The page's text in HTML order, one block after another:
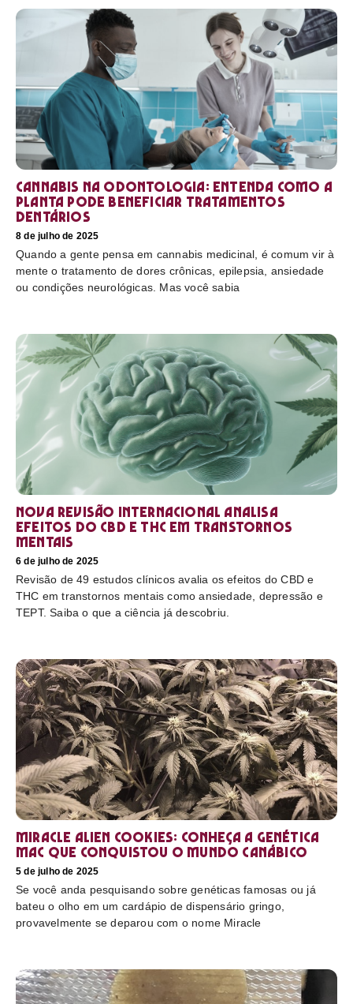
Cannabis na odontologia: entenda como a
planta pode beneficiar tratamentos
dentários
8 de julho de 2025
Quando a gente pensa em cannabis medicinal, é comum vir à
mente o tratamento de dores crônicas, epilepsia, ansiedade
ou condições neurológicas. Mas você sabia
Nova revisão internacional analisa
efeitos do CBD e THC em transtornos
mentais
6 de julho de 2025
Revisão de 49 estudos clínicos avalia os efeitos do CBD e
THC em transtornos mentais como ansiedade, depressão e
TEPT. Saiba o que a ciência já descobriu.
Miracle Alien Cookies: conheça a genética
MAC que conquistou o mundo canábico
5 de julho de 2025
Se você anda pesquisando sobre genéticas famosas ou já
bateu o olho em um cardápio de dispensário gringo,
provavelmente se deparou com o nome Miracle